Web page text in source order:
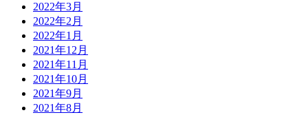
2022年3月
2022年2月
2022年1月
2021年12月
2021年11月
2021年10月
2021年9月
2021年8月